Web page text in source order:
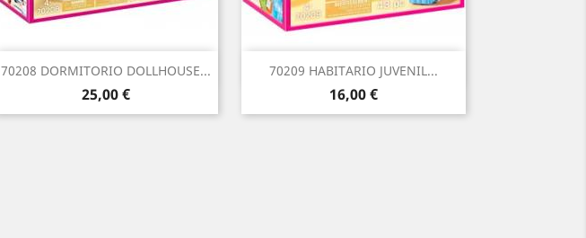
70208 DORMITORIO DOLLHOUSE...
Precio
25,00 €
Vista rápida 70209 HABITARIO JUVENIL...
Precio
16,00 €
Vista rápida